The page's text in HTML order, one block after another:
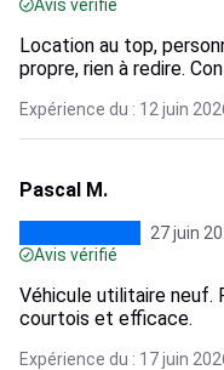
Avis vérifié
Location au top,
propre, rien à redire.
Expérience du : 12 juin
Pascal M.
27 juin
Avis vérifié
Véhicule utilitaire neuf.
courtois et efficace.
Expérience du : 17 juin